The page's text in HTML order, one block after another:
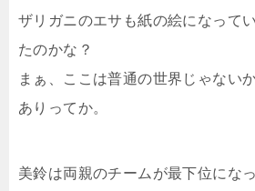
ザリガニのエサも紙の絵になって
たのかな？
まぁ、ここは普通の世界じゃない
ありってか。
美鈴は両親のチームが最下位にな